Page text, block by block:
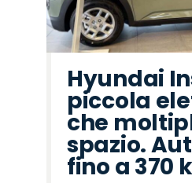
Hyundai
piccola
che
spazio.
fino a 370